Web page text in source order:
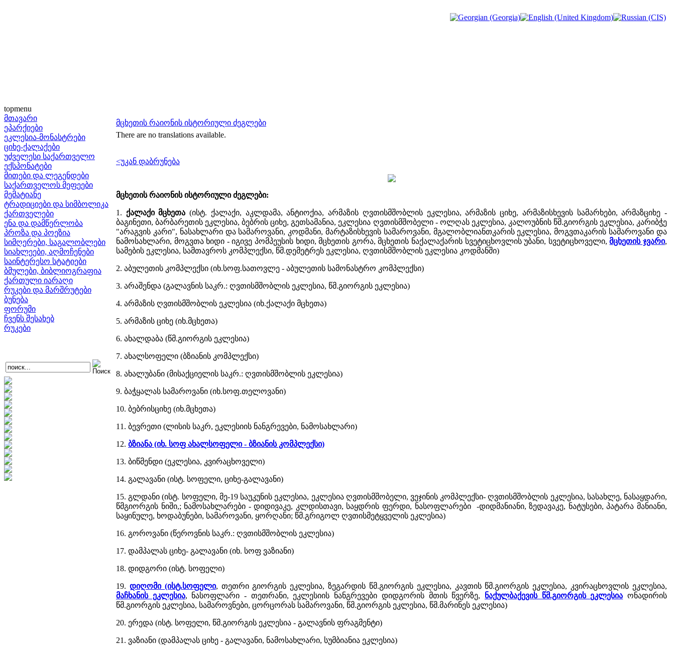
topmenu
მთავარი
ეპარქიები
ეკლესია-მონასტრები
ციხე-ქალაქები
უძველესი საქართველო
ექსპონატები
მითები და ლეგენდები
საქართველოს მეფეები
მემატიანე
ტრადიციები და სიმბოლიკა
ქართველები
ენა და დამწერლობა
პროზა და პოეზია
სიმღერები, საგალობლები
სიახლეები, აღმოჩენები
საინტერესო სტატიები
ბმულები, ბიბლიოგრაფია
ქართული იარაღი
რუკები და მარშრუტები
ბუნება
ფორუმი
ჩვენს შესახებ
რუკები
მცხეთის რაიონის ისტორიული ძეგლები
There are no translations available.
<უკან დაბრუნება
მცხეთის რაიონის ისტორიული ძეგლები:
1. ქალაქი მცხეთა (ისტ. ქალაქი, აკლდამა, ანტიოქია, არმაზის ღვთისმშობლის ეკლესია, არმაზის ციხე, არმაზისხევის სამარხები, არმაზციხე -
ბაგინეთი, ბარბარეთის ეკლესია, ბებრის ციხე, გეთსამანია, ეკლესია ღვთისმშობელი - ოლღას ეკლესია, კალოუბნის წმ.გიორგის ეკლესია, კარიბჭე
"არაგვის კარი", ნასახლარი და სამაროვანი, კოდმანი, მარტაზისხევის სამაროვანი, მგალობლიანთკარის ეკლესია, მოგვთაკარის სამაროვანი და
ნამოსახლარი, მოგვთა ხიდი - იგივე პომპეუსის ხიდი, მცხეთის გორა, მცხეთის ნაქალაქარის სვეტიცხოვლის უბანი, სვეტიცხოველი,მცხეთის ჯვარი,
სამების ეკლესია, სამთავროს კომპლექსი, წმ.დემეტრეს ეკლესია, ღვთისმშობლის ეკლესია კოდმანში)
2. აბულეთის კომპლექსი (იხ.სოფ.სათოვლე - აბულეთის სამონასტრო კომპლექსი)
3. არაშენდა (გალავნის საკრ.: ღვთისმშობლის ეკლესია, წმ.გიორგის ეკლესია)
4. არმაზის ღვთისმშობლის ეკლესია (იხ.ქალაქი მცხეთა)
5. არმაზის ციხე (იხ.მცხეთა)
6. ახალდაბა (წმ.გიორგის ეკლესია)
7. ახალსოფელი (ბზიანის კომპლექსი)
8. ახალუბანი (მისაქციელის საკრ.: ღვთისმშობლის ეკლესია)
9. ბაჭყალას სამაროვანი (იხ.სოფ.თელოვანი)
10. ბებრისციხე (იხ.მცხეთა)
11. ბევრეთი (ლისის საკრ, ეკლესიის ნანგრევები, ნამოსახლარი)
12. ბზიანა (იხ. სოფ ახალსოფელი - ბზიანის კომპლექსი)
13. ბიწმენდი (ეკლესია, კვირაცხოველი)
14. გალავანი (ისტ. სოფელი, ციხე-გალავანი)
15. გლდანი (ისტ. სოფელი, მე-19 საუკუნის ეკლესია, ეკლესია ღვთისმშობელი, ვეჯინის კომპლექსი- ღვთისმშობლის ეკლესია, სასახლე, ნასაყდარი,
წმგიორგის ნიში,; ნამოსახლარები - დიდივაკე, კლდისთავი, საყდრის ფერდი, ნასოფლარები -დიდმანიანი, ზედავაკე, ნატუსები, პატარა მანიანი,
საყინულე, ხოდაბუნები, სამაროვანი, ყორღანი; წმ.გრიგოლ ღვთისმეტყველის ეკლესია)
16. გოროვანი (წეროვნის საკრ.: ღვთისმშობლის ეკლესია)
17. დამპალას ციხე- გალავანი (იხ. სოფ ვაზიანი)
18. დიდგორი (ისტ. სოფელი)
19. დიღომი (ისტ.სოფელი, თეთრი გიორგის ეკლესია, ზეგარდის წმ.გიორგის ეკლესია, კავთის წმ.გიორგის ეკლესია, კვირაცხოვლის ეკლესია,
მაჩხანის ეკლესია, ნასოფლარი - თეთრანი, ეკლესიის ნანგრევები დიდგორის მთის წვერზე, ნაქულბაქევის წმ.გიორგის ეკლესია ონადირის
წმ.გიორგის ეკლესია, სამაროვნები, ცორცორას სამაროვანი, წმ.გიორგის ეკლესია, წმ.მარინეს ეკლესია)
20. ერედა (ისტ. სოფელი, წმ.გიორგის ეკლესია - გალავნის ფრაგმენტი)
21. ვაზიანი (დამპალას ციხე - გალავანი, ნამოსახლარი, სუმბიანია ეკლესია)